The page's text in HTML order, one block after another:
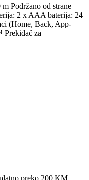
Podržano od strane
2 x AAA baterija: 24
(Home, Back, App-
Prekidač za
preko 200 KM.